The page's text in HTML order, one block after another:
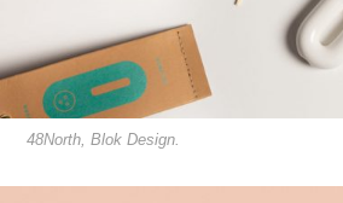
48North, Blok Design.